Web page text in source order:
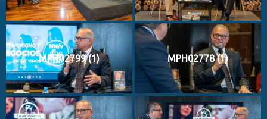
MPH02799 (1) MPH02778 (1)